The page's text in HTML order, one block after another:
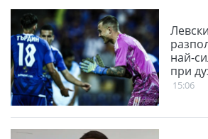
най-
при
15:06